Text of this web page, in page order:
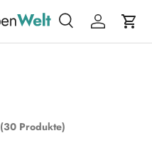
SucheEinloggen
(30 Produkte)